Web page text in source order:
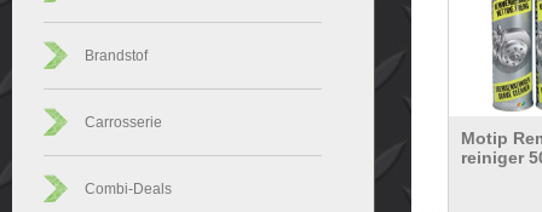
Brandstof
Carrosserie
Combi-Deals
Motip
reiniger